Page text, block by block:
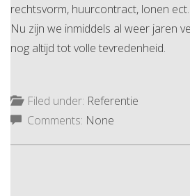
rechtsvorm, huurcontract, lonen ect.
Nu zijn we inmiddels al weer jaren
nog altijd tot volle tevredenheid.
Filed under: Referentie
Comments: None